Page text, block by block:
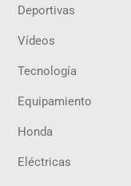
Deportivas
Vídeos
Tecnología
Equipamiento
Honda
Eléctricas